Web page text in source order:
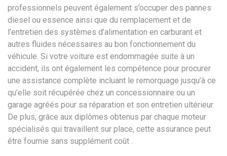
professionnels peuvent également s’occuper des pannes
diesel ou essence ainsi que du remplacement et de
l’entretien des systèmes d’alimentation en carburant et
autres fluides nécessaires au bon fonctionnement du
véhicule. Si votre voiture est endommagée suite à un
accident, ils ont également les compétence pour procurer
une assistance complète incluant le remorquage jusqu’à ce
qu’elle soit récupérée chez un concessionnaire ou un
garage agréés pour sa réparation et son entretien ultérieur.
De plus, grâce aux diplômes obtenus par chaque moteur
spécialisés qui travaillent sur place, cette assurance peut
être fournie sans supplément coût .